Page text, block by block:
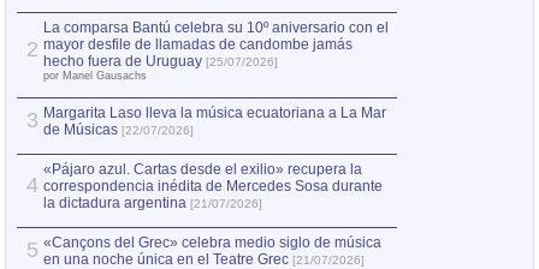
2
La comparsa Bantú celebra su 10º aniversario con el
mayor desfile de llamadas de candombe jamás
hecho fuera de Uruguay [25/07/2026]
por Manel Gausachs
3 Margarita Laso lleva la música ecuatoriana a La Mar
de Músicas [22/07/2026]
4
«Pájaro azul. Cartas desde el exilio» recupera la
correspondencia inédita de Mercedes Sosa durante
la dictadura argentina [21/07/2026]
5 «Cançons del Grec» celebra medio siglo de música
en una noche única en el Teatre Grec [21/07/2026]